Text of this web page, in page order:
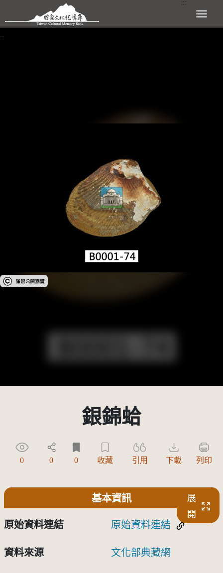
跳到主要內容區塊 展開選單
:::
受著作權法保護-僅限於本平台有限度公開瀏覽
銀錦蛤
0 0 0 收藏 引用 下載 列印
基本資訊
展
開
原始資料連結 原始資料連結
資料來源 文化部典藏網